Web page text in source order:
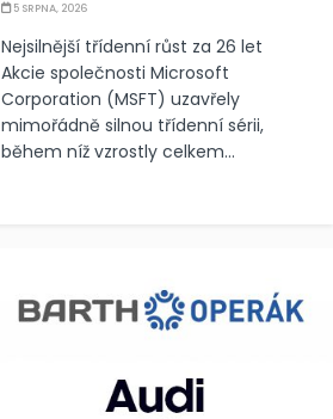
5 SRPNA, 2026
Nejsilnější třídenní růst za 26 let
Akcie společnosti Microsoft
Corporation (MSFT) uzavřely
mimořádně silnou třídenní sérii,
během níž vzrostly celkem...